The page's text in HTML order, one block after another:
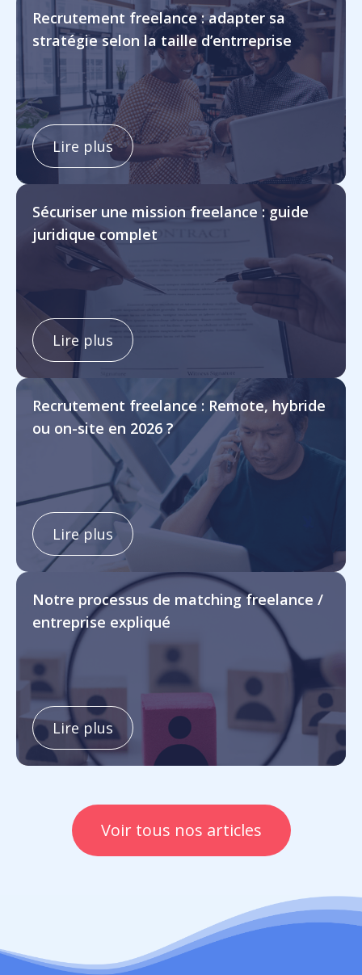
Recrutement freelance : adapter sa
stratégie selon la taille d’entrreprise
Lire plus
Sécuriser une mission freelance : guide
juridique complet
Lire plus
Recrutement freelance : Remote, hybride
ou on-site en 2026 ?
Lire plus
Notre processus de matching freelance /
entreprise expliqué
Lire plus
Voir tous nos articles